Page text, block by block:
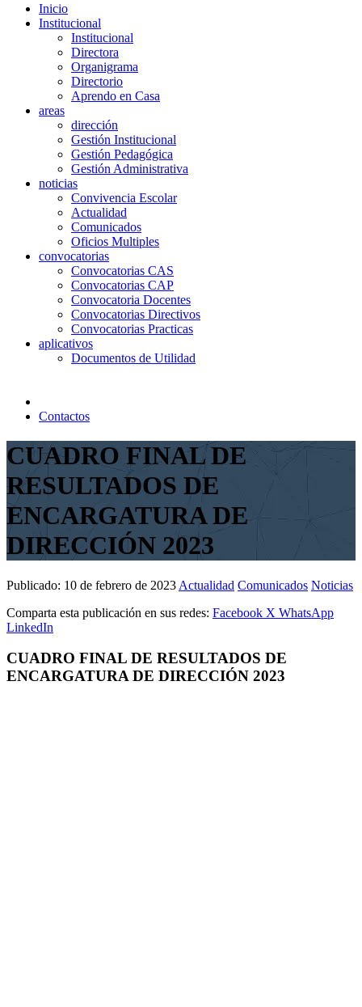
Inicio
Institucional
Institucional
Directora
Organigrama
Directorio
Aprendo en Casa
areas
dirección
Gestión Institucional
Gestión Pedagógica
Gestión Administrativa
noticias
Convivencia Escolar
Actualidad
Comunicados
Oficios Multiples
convocatorias
Convocatorias CAS
Convocatorias CAP
Convocatoria Docentes
Convocatorias Directivos
Convocatorias Practicas
aplicativos
Documentos de Utilidad
Contactos
CUADRO FINAL DE
RESULTADOS DE
ENCARGATURA DE
DIRECCIÓN 2023
Publicado: 10 de febrero de 2023 Actualidad Comunicados Noticias
Comparta esta publicación en sus redes: Facebook X WhatsApp
LinkedIn
CUADRO FINAL DE RESULTADOS DE
ENCARGATURA DE DIRECCIÓN 2023